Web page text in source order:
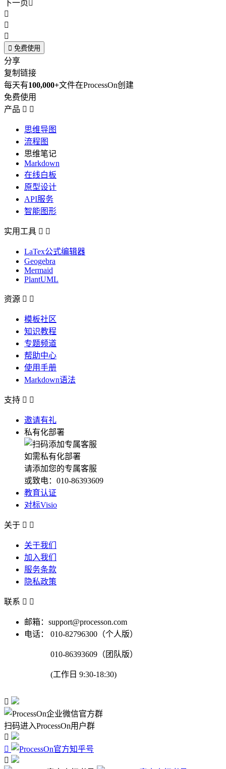
下一页



 免费使用
分享
复制链接
每天有100,000+文件在ProcessOn创建
免费使用
产品  
思维导图
流程图
思维笔记
Markdown
在线白板
原型设计
API服务
智能图形
实用工具  
LaTex公式编辑器
Geogebra
Mermaid
PlantUML
资源  
模板社区
知识教程
专题频道
帮助中心
使用手册
Markdown语法
支持  
邀请有礼
私有化部署
如需私有化部署
请添加您的专属客服
或致电：010-86393609
教育认证
对标Visio
关于  
关于我们
加入我们
服务条款
隐私政策
联系  
邮箱：support@processon.com
电话：
010-82796300（个人版）
010-86393609（团队版）
(工作日 9:30-18:30)

扫码进入ProcessOn用户群


